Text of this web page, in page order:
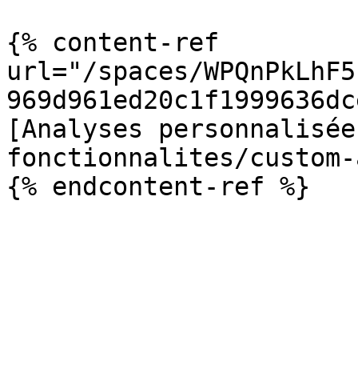
{% content-ref
url="/spaces/
[Analyses
fonctionnalites/